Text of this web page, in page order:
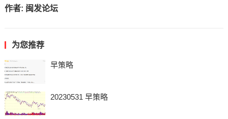
作者: 闽发论坛
为您推荐
早策略
20230531 早策略